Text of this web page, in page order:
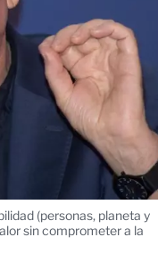
(personas, planeta y
sin comprometer a la